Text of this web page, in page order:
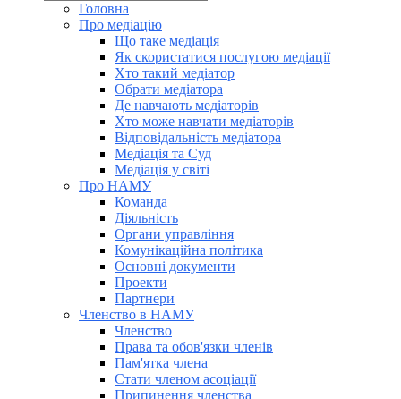
Головна
Про медіацію
Що таке медіація
Як скористатися послугою медіації
Хто такий медіатор
Обрати медіатора
Де навчають медіаторів
Хто може навчати медіаторів
Відповідальність медіатора
Медіація та Суд
Медіація у світі
Про НАМУ
Команда
Діяльність
Органи управління
Комунікаційна політика
Основні документи
Проекти
Партнери
Членство в НАМУ
Членство
Права та обов'язки членів
Пам'ятка члена
Стати членом асоціації
Припинення членства